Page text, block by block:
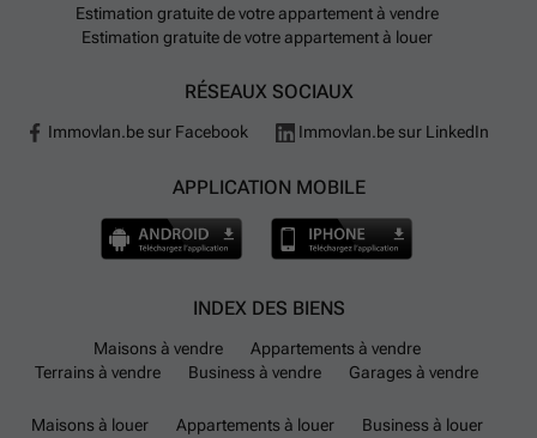
Estimation gratuite de votre appartement à vendre
Estimation gratuite de votre appartement à louer
RÉSEAUX SOCIAUX
Immovlan.be sur Facebook Immovlan.be sur LinkedIn
APPLICATION MOBILE
INDEX DES BIENS
Maisons à vendre
Appartements à vendre
Terrains à vendre
Business à vendre Garages à vendre
Maisons à louer Appartements à louer
Business à louer